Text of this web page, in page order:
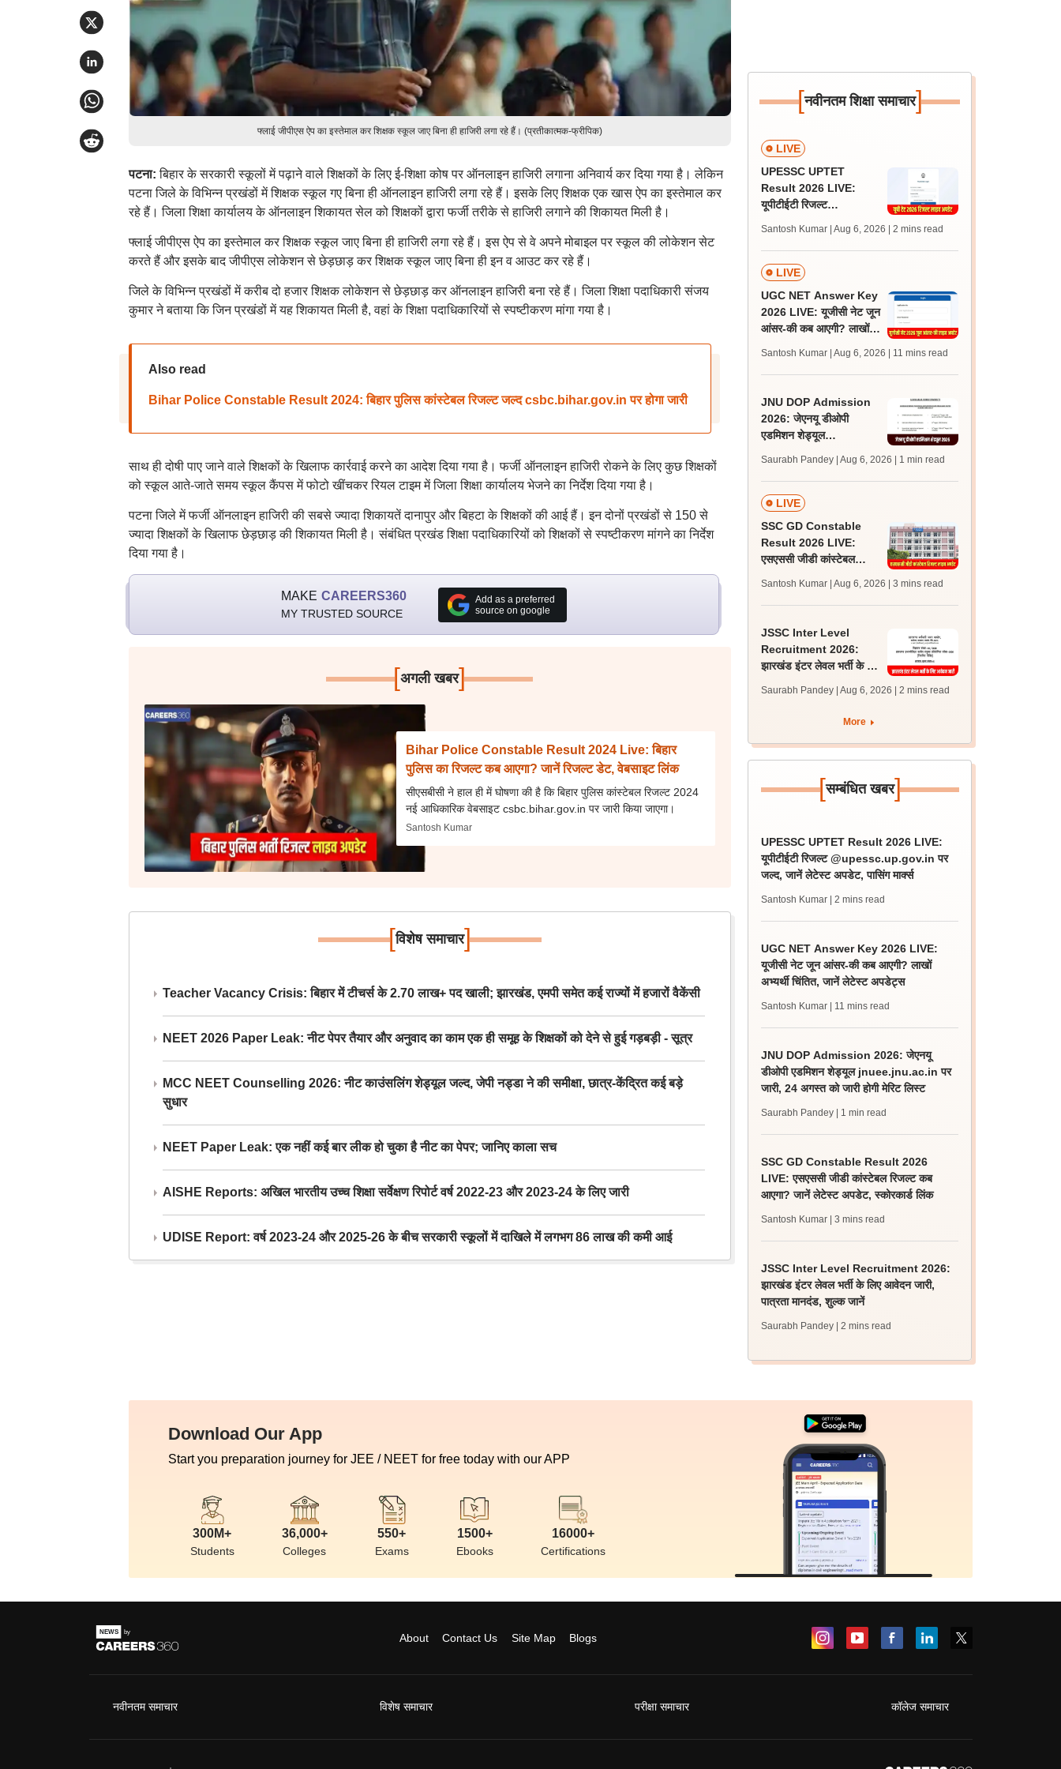
फ्लाई जीपीएस ऐप का इस्तेमाल कर शिक्षक स्कूल जाए बिना ही हाजिरी लगा रहे हैं। (प्रतीकात्मक-फ्रीपिक)
पटना: बिहार के सरकारी स्कूलों में पढ़ाने वाले शिक्षकों के लिए ई-शिक्षा कोष पर ऑनलाइन हाजिरी लगाना अनिवार्य कर दिया गया है। लेकिन
पटना जिले के विभिन्न प्रखंडों में शिक्षक स्कूल गए बिना ही ऑनलाइन हाजिरी लगा रहे हैं। इसके लिए शिक्षक एक खास ऐप का इस्तेमाल कर
रहे हैं। जिला शिक्षा कार्यालय के ऑनलाइन शिकायत सेल को शिक्षकों द्वारा फर्जी तरीके से हाजिरी लगाने की शिकायत मिली है।
फ्लाई जीपीएस ऐप का इस्तेमाल कर शिक्षक स्कूल जाए बिना ही हाजिरी लगा रहे हैं। इस ऐप से वे अपने मोबाइल पर स्कूल की लोकेशन सेट
करते हैं और इसके बाद जीपीएस लोकेशन से छेड़छाड़ कर शिक्षक स्कूल जाए बिना ही इन व आउट कर रहे हैं।
जिले के विभिन्न प्रखंडों में करीब दो हजार शिक्षक लोकेशन से छेड़छाड़ कर ऑनलाइन हाजिरी बना रहे हैं। जिला शिक्षा पदाधिकारी संजय
कुमार ने बताया कि जिन प्रखंडों में यह शिकायत मिली है, वहां के शिक्षा पदाधिकारियों से स्पष्टीकरण मांगा गया है।
Also read
Bihar Police Constable Result 2024: बिहार पुलिस कांस्टेबल रिजल्ट जल्द csbc.bihar.gov.in पर होगा जारी
साथ ही दोषी पाए जाने वाले शिक्षकों के खिलाफ कार्रवाई करने का आदेश दिया गया है। फर्जी ऑनलाइन हाजिरी रोकने के लिए कुछ शिक्षकों
को स्कूल आते-जाते समय स्कूल कैंपस में फोटो खींचकर रियल टाइम में जिला शिक्षा कार्यालय भेजने का निर्देश दिया गया है।
पटना जिले में फर्जी ऑनलाइन हाजिरी की सबसे ज्यादा शिकायतें दानापुर और बिहटा के शिक्षकों की आई हैं। इन दोनों प्रखंडों से 150 से
ज्यादा शिक्षकों के खिलाफ छेड़छाड़ की शिकायत मिली है। संबंधित प्रखंड शिक्षा पदाधिकारियों को शिक्षकों से स्पष्टीकरण मांगने का निर्देश
दिया गया है।
MAKE CAREERS360
MY TRUSTED SOURCE
Add as a preferred
source on google
[अगली खबर]
Bihar Police Constable Result 2024 Live: बिहार
पुलिस का रिजल्ट कब आएगा? जानें रिजल्ट डेट, वेबसाइट लिंक
सीएसबीसी ने हाल ही में घोषणा की है कि बिहार पुलिस कांस्टेबल रिजल्ट 2024
नई आधिकारिक वेबसाइट csbc.bihar.gov.in पर जारी किया जाएगा।
Santosh Kumar
[विशेष समाचार]
Teacher Vacancy Crisis: बिहार में टीचर्स के 2.70 लाख+ पद खाली; झारखंड, एमपी समेत कई राज्यों में हजारों वैकेंसी
NEET 2026 Paper Leak: नीट पेपर तैयार और अनुवाद का काम एक ही समूह के शिक्षकों को देने से हुई गड़बड़ी - सूत्र
MCC NEET Counselling 2026: नीट काउंसलिंग शेड्यूल जल्द, जेपी नड्डा ने की समीक्षा, छात्र-केंद्रित कई बड़े
सुधार
NEET Paper Leak: एक नहीं कई बार लीक हो चुका है नीट का पेपर; जानिए काला सच
AISHE Reports: अखिल भारतीय उच्च शिक्षा सर्वेक्षण रिपोर्ट वर्ष 2022-23 और 2023-24 के लिए जारी
UDISE Report: वर्ष 2023-24 और 2025-26 के बीच सरकारी स्कूलों में दाखिले में लगभग 86 लाख की कमी आई
[नवीनतम शिक्षा समाचार]
LIVE
UPESSC UPTET
Result 2026 LIVE:
यूपीटीईटी रिजल्ट
जल्द, जानें लेटेस्ट अपडेट,
पासिंग मार्क्स
Santosh Kumar | Aug 6, 2026 | 2 mins read
LIVE
UGC NET Answer Key
2026 LIVE: यूजीसी नेट जून
आंसर-की कब आएगी? लाखों
Santosh Kumar | Aug 6, 2026 | 11 mins read
JNU DOP Admission
2026: जेएनयू डीओपी
एडमिशन शेड्यूल
24 अगस्त को जारी होगी मेरिट
लिस्ट
Saurabh Pandey | Aug 6, 2026 | 1 min read
LIVE
SSC GD Constable
Result 2026 LIVE:
एसएससी जीडी कांस्टेबल
लेटेस्ट अपडेट, स्कोरकार्ड लिंक
Santosh Kumar | Aug 6, 2026 | 3 mins read
JSSC Inter Level
Recruitment 2026:
झारखंड इंटर लेवल भर्ती के लिए
Saurabh Pandey | Aug 6, 2026 | 2 mins read
More
[सम्बंधित खबर]
UPESSC UPTET Result 2026 LIVE:
यूपीटीईटी रिजल्ट @upessc.up.gov.in पर
जल्द, जानें लेटेस्ट अपडेट, पासिंग मार्क्स
Santosh Kumar | 2 mins read
UGC NET Answer Key 2026 LIVE:
यूजीसी नेट जून आंसर-की कब आएगी? लाखों
अभ्यर्थी चिंतित, जानें लेटेस्ट अपडेट्स
Santosh Kumar | 11 mins read
JNU DOP Admission 2026: जेएनयू
डीओपी एडमिशन शेड्यूल jnuee.jnu.ac.in पर
जारी, 24 अगस्त को जारी होगी मेरिट लिस्ट
Saurabh Pandey | 1 min read
SSC GD Constable Result 2026
LIVE: एसएससी जीडी कांस्टेबल रिजल्ट कब
आएगा? जानें लेटेस्ट अपडेट, स्कोरकार्ड लिंक
Santosh Kumar | 3 mins read
JSSC Inter Level Recruitment 2026:
झारखंड इंटर लेवल भर्ती के लिए आवेदन जारी,
पात्रता मानदंड, शुल्क जानें
Saurabh Pandey | 2 mins read
Download Our App
Start you preparation journey for JEE / NEET for free today with our APP
300M+
Students
36,000+
Colleges
550+
Exams
1500+
Ebooks
16000+
Certifications
About Contact Us Site Map Blogs
नवीनतम समाचार विशेष समाचार परीक्षा समाचार कॉलेज समाचार